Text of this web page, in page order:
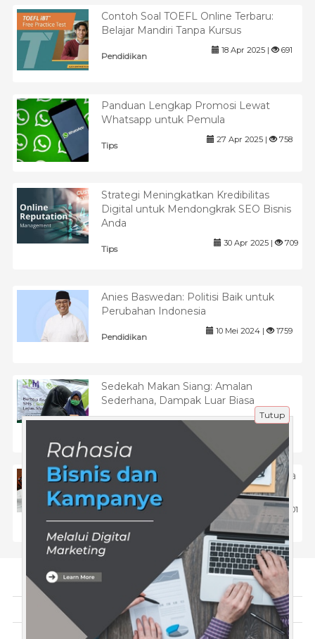
Contoh Soal TOEFL Online Terbaru:
Belajar Mandiri Tanpa Kursus
Pendidikan
18 Apr 2025 | 691
Panduan Lengkap Promosi Lewat
Whatsapp untuk Pemula
Tips
27 Apr 2025 | 758
Strategi Meningkatkan Kredibilitas
Digital untuk Mendongkrak SEO Bisnis
Anda
Tips
30 Apr 2025 | 709
Anies Baswedan: Politisi Baik untuk
Perubahan Indonesia
Pendidikan
10 Mei 2024 | 1759
Sedekah Makan Siang: Amalan
Sederhana, Dampak Luar Biasa
13 Mei 2025 | 640
Anies Baswedan dan Daya Tarik di Mata
9 Apr 2026 | 201
Tentang Kami
Artikel
Disclaimer
Tutup